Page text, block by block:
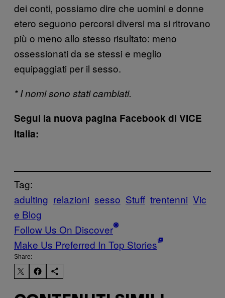
dei conti, possiamo dire che uomini e donne
etero seguono percorsi diversi ma si ritrovano
più o meno allo stesso risultato: meno
ossessionati da se stessi e meglio
equipaggiati per il sesso.
* I nomi sono stati cambiati.
Segui la nuova pagina Facebook di VICE
Italia:
Tag:
adulting relazioni sesso Stuff trentenni Vic
e Blog
Follow Us On Discover
Make Us Preferred In Top Stories
Share: